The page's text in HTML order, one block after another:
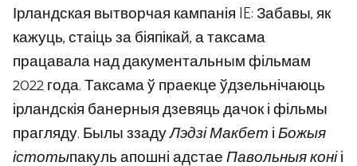
Ірландская вытворчая кампанія IE: Забавы, як
кажуць, стаіць за біяпікай, а таксама
працавала над дакументальным фільмам
2022 года. Таксама ў праекце ўдзельнічаюць
ірландскія банерныя дзевяць дачок і фільмы
прагляду. Былы ззадуЛэдзі МакбетіБожыя
істотыпакуль апошні адстаеПавольныя коніі